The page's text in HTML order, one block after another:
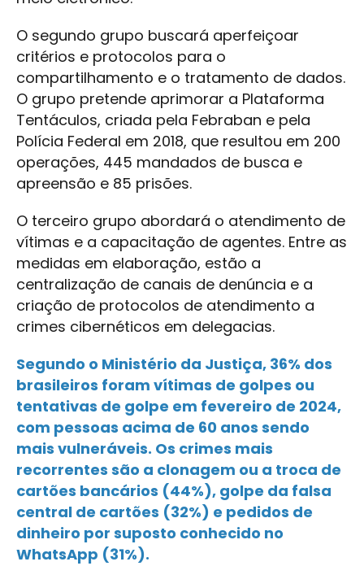
O segundo grupo buscará aperfeiçoar
critérios e protocolos para o
compartilhamento e o tratamento de dados.
O grupo pretende aprimorar a Plataforma
Tentáculos, criada pela Febraban e pela
Polícia Federal em 2018, que resultou em 200
operações, 445 mandados de busca e
apreensão e 85 prisões.
O terceiro grupo abordará o atendimento de
vítimas e a capacitação de agentes. Entre as
medidas em elaboração, estão a
centralização de canais de denúncia e a
criação de protocolos de atendimento a
crimes cibernéticos em delegacias.
Segundo o Ministério da Justiça, 36% dos
brasileiros foram vítimas de golpes ou
tentativas de golpe em fevereiro de 2024,
com pessoas acima de 60 anos sendo
mais vulneráveis. Os crimes mais
recorrentes são a clonagem ou a troca de
cartões bancários (44%), golpe da falsa
central de cartões (32%) e pedidos de
dinheiro por suposto conhecido no
WhatsApp (31%).